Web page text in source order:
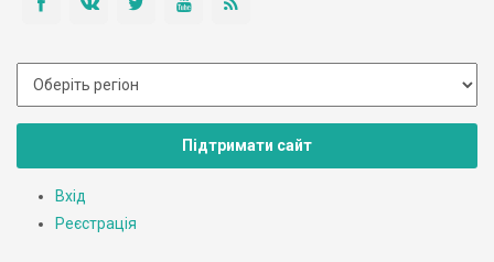
Підтримати сайт
Вхід
Реєстрація